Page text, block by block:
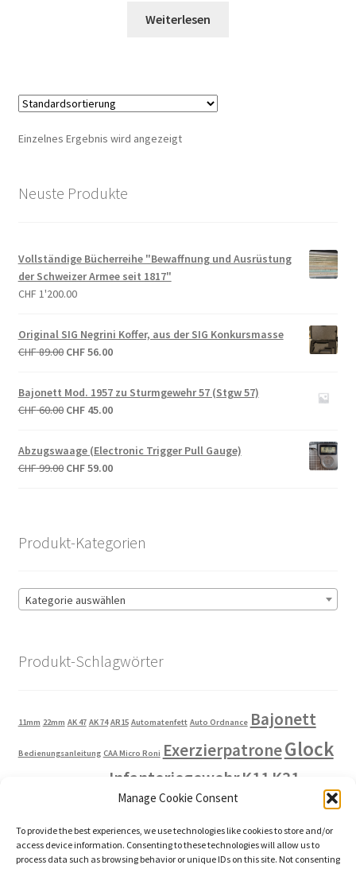
Manage Cookie Consent
To provide the best experiences, we use technologies like cookies to store and/or
access device information. Consenting to these technologies will allow us to
process data such as browsing behavior or unique IDs on this site. Not consenting
Weiterlesen
Einzelnes Ergebnis wird angezeigt
Neuste Produkte
Vollständige Bücherreihe "Bewaffnung und Ausrüstung
der Schweizer Armee seit 1817"
CHF 1'200.00
Original SIG Negrini Koffer, aus der SIG Konkursmasse
CHF89.00 Ursprünglicher
war:
CHF 89.00
CHF56.00Aktueller
ist:
CHF 56.00.
Bajonett Mod. 1957 zu Sturmgewehr 57 (Stgw 57)
CHF60.00 Ursprünglicher
CHF 60.00
CHF45.00Aktueller
ist:
CHF 45.00.
Abzugswaage (Electronic Trigger Pull Gauge)
CHF99.00 Ursprünglicher
CHF59.00Aktueller
Produkt-Kategorien
Kategorie auswählen
Produkt-Schlagwörter
11mm 22mm AK 47 AK 74 AR15 Automatenfett Auto Ordnance Bajonett
Bedienungsanleitung CAA Micro Roni ExerzierpatroneGlock
InfanteriegewehrK11 K31
Langgewehr
MagazinManipulierpatroneMontageringe